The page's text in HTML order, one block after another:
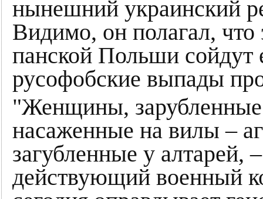
нынешний украинский
Видимо, он полагал,
панской Польши сойдут
русофобские выпады
"Женщины, зарубленные
насаженные на вилы –
загубленные у алтарей,
действующий военный